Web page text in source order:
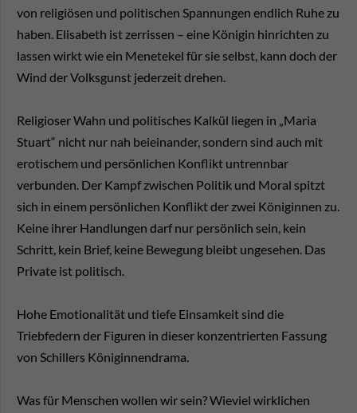
von religiösen und politischen Spannungen endlich Ruhe zu
haben. Elisabeth ist zerrissen – eine Königin hinrichten zu
lassen wirkt wie ein Menetekel für sie selbst, kann doch der
Wind der Volksgunst jederzeit drehen.
Religioser Wahn und politisches Kalkül liegen in „Maria
Stuart“ nicht nur nah beieinander, sondern sind auch mit
erotischem und persönlichen Konflikt untrennbar
verbunden. Der Kampf zwischen Politik und Moral spitzt
sich in einem persönlichen Konflikt der zwei Königinnen zu.
Keine ihrer Handlungen darf nur persönlich sein, kein
Schritt, kein Brief, keine Bewegung bleibt ungesehen. Das
Private ist politisch.
Hohe Emotionalität und tiefe Einsamkeit sind die
Triebfedern der Figuren in dieser konzentrierten Fassung
von Schillers Königinnendrama.
Was für Menschen wollen wir sein? Wieviel wirklichen